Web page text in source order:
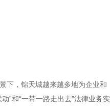
下，锦天城越来越多地为企业和
”和“一带一路走出去”法律业务实